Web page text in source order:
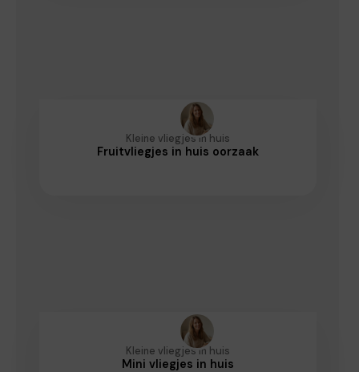
Kleine vliegjes in huis
Fruitvliegjes in huis oorzaak
Kleine vliegjes in huis
Mini vliegjes in huis